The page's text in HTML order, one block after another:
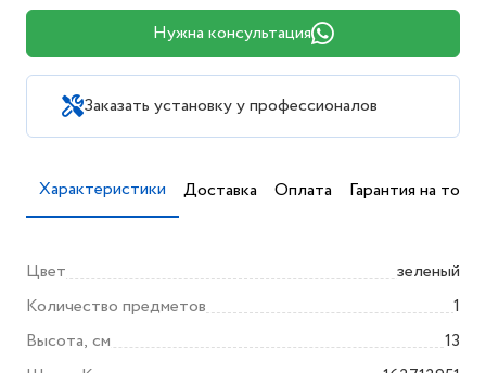
Нужна консультация
Заказать установку у профессионалов
Характеристики Доставка Оплата Гарантия на товар
Цвет
зеленый
Количество предметов
1
Высота, см
13